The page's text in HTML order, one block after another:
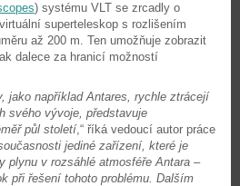
) systému VLT se zrcadly o
superteleskop s rozlišením
až 200 m. Ten umožňuje zobrazit
dalece za hranicí možností
jako například Antares, rychle ztrácejí
svého vývoje, představuje
půl století,“ říká vedoucí autor práce
jediné zařízení, které je
plynu v rozsáhlé atmosféře Antara –
při řešení tohoto problému. Dalším